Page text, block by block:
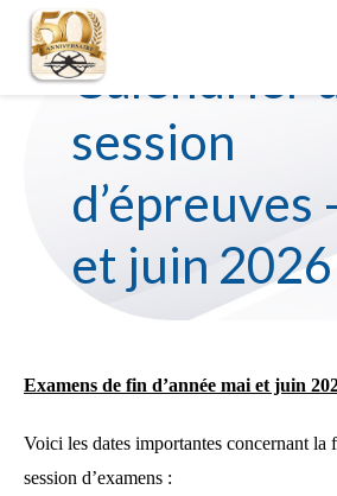
Demande de changement de
programme à compléter à partir du 16
de secondaire 2-3-4 pour l'année scolaire
Compléter
Calendrier
session
d’épreuves
et juin 2026
Examens de fin d’année mai et juin
Voici les dates importantes concernant la
session d’examens :